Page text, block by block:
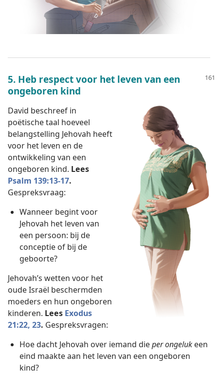
5. Heb respect voor het leven van een
ongeboren kind
David beschreef in
poëtische taal hoeveel
belangstelling Jehovah heeft
voor het leven en de
ontwikkeling van een
ongeboren kind. Lees
Psalm 139:13-17.
Gespreksvraag:
Wanneer begint voor
Jehovah het leven van
een persoon: bij de
conceptie of bij de
geboorte?
Jehovah’s wetten voor het
oude Israël beschermden
moeders en hun ongeboren
kinderen. Lees Exodus
21:22, 23. Gespreksvragen:
Hoe dacht Jehovah over iemand dieper ongeluk een
eind maakte aan het leven van een ongeboren
kind?